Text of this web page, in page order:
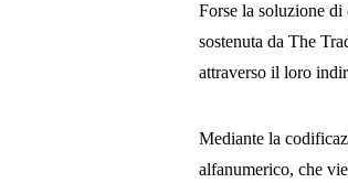
Forse la soluzione
sostenuta da The
attraverso il loro
Mediante la
alfanumerico, che